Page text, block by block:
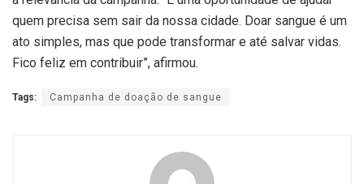
quem precisa sem sair da nossa cidade. Doar sangue é um
ato simples, mas que pode transformar e até salvar vidas.
Fico feliz em contribuir”, afirmou.
Tags: Campanha de doação de sangue